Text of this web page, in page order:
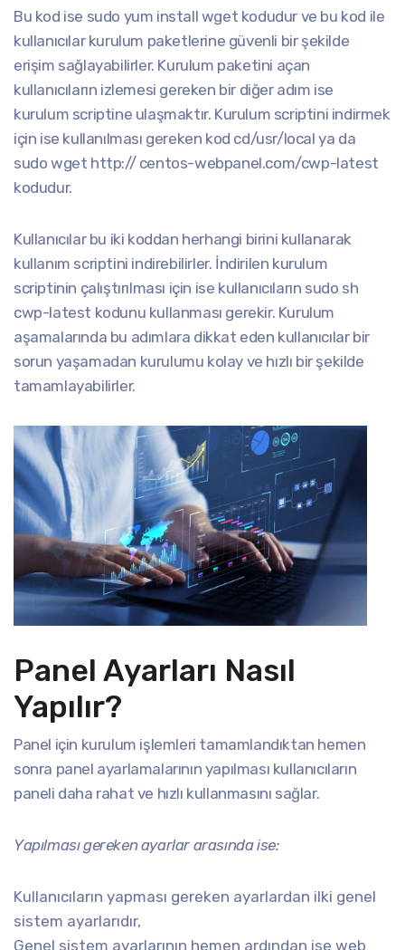
Bu kod ise sudo yum install wget kodudur ve bu kod ile
kullanıcılar kurulum paketlerine güvenli bir şekilde
erişim sağlayabilirler. Kurulum paketini açan
kullanıcıların izlemesi gereken bir diğer adım ise
kurulum scriptine ulaşmaktır. Kurulum scriptini indirmek
için ise kullanılması gereken kod cd/usr/local ya da
sudo wget http:// centos-webpanel.com/cwp-latest
kodudur.
Kullanıcılar bu iki koddan herhangi birini kullanarak
kullanım scriptini indirebilirler. İndirilen kurulum
scriptinin çalıştırılması için ise kullanıcıların sudo sh
cwp-latest kodunu kullanması gerekir. Kurulum
aşamalarında bu adımlara dikkat eden kullanıcılar bir
sorun yaşamadan kurulumu kolay ve hızlı bir şekilde
tamamlayabilirler.
Panel Ayarları Nasıl
Yapılır?
Panel için kurulum işlemleri tamamlandıktan hemen
sonra panel ayarlamalarının yapılması kullanıcıların
paneli daha rahat ve hızlı kullanmasını sağlar.
Yapılması gereken ayarlar arasında ise:
Kullanıcıların yapması gereken ayarlardan ilki genel
sistem ayarlarıdır,
Genel sistem ayarlarının hemen ardından ise web